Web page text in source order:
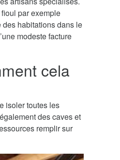
par exemple
des habitations dans le
modeste facture
cela
isoler toutes les
des caves et
remplir sur